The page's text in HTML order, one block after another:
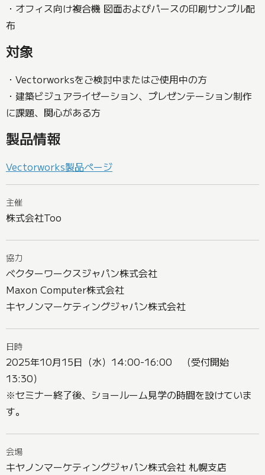
・オフィス向け複合機 図面およびパースの印刷サンプル配
布
対象
・Vectorworksをご検討中またはご使用中の方
・建築ビジュアライゼーション、プレゼンテーション制作
に課題、関心がある方
製品情報
Vectorworks製品ページ
主催
株式会社Too
協力
ベクターワークスジャパン株式会社
Maxon Computer株式会社
キヤノンマーケティングジャパン株式会社
日時
2025年10月15日（水）14:00-16:00 （受付開始
13:30）
※セミナー終了後、ショールーム見学の時間を設けていま
す。
会場
キヤノンマーケティングジャパン株式会社 札幌支店